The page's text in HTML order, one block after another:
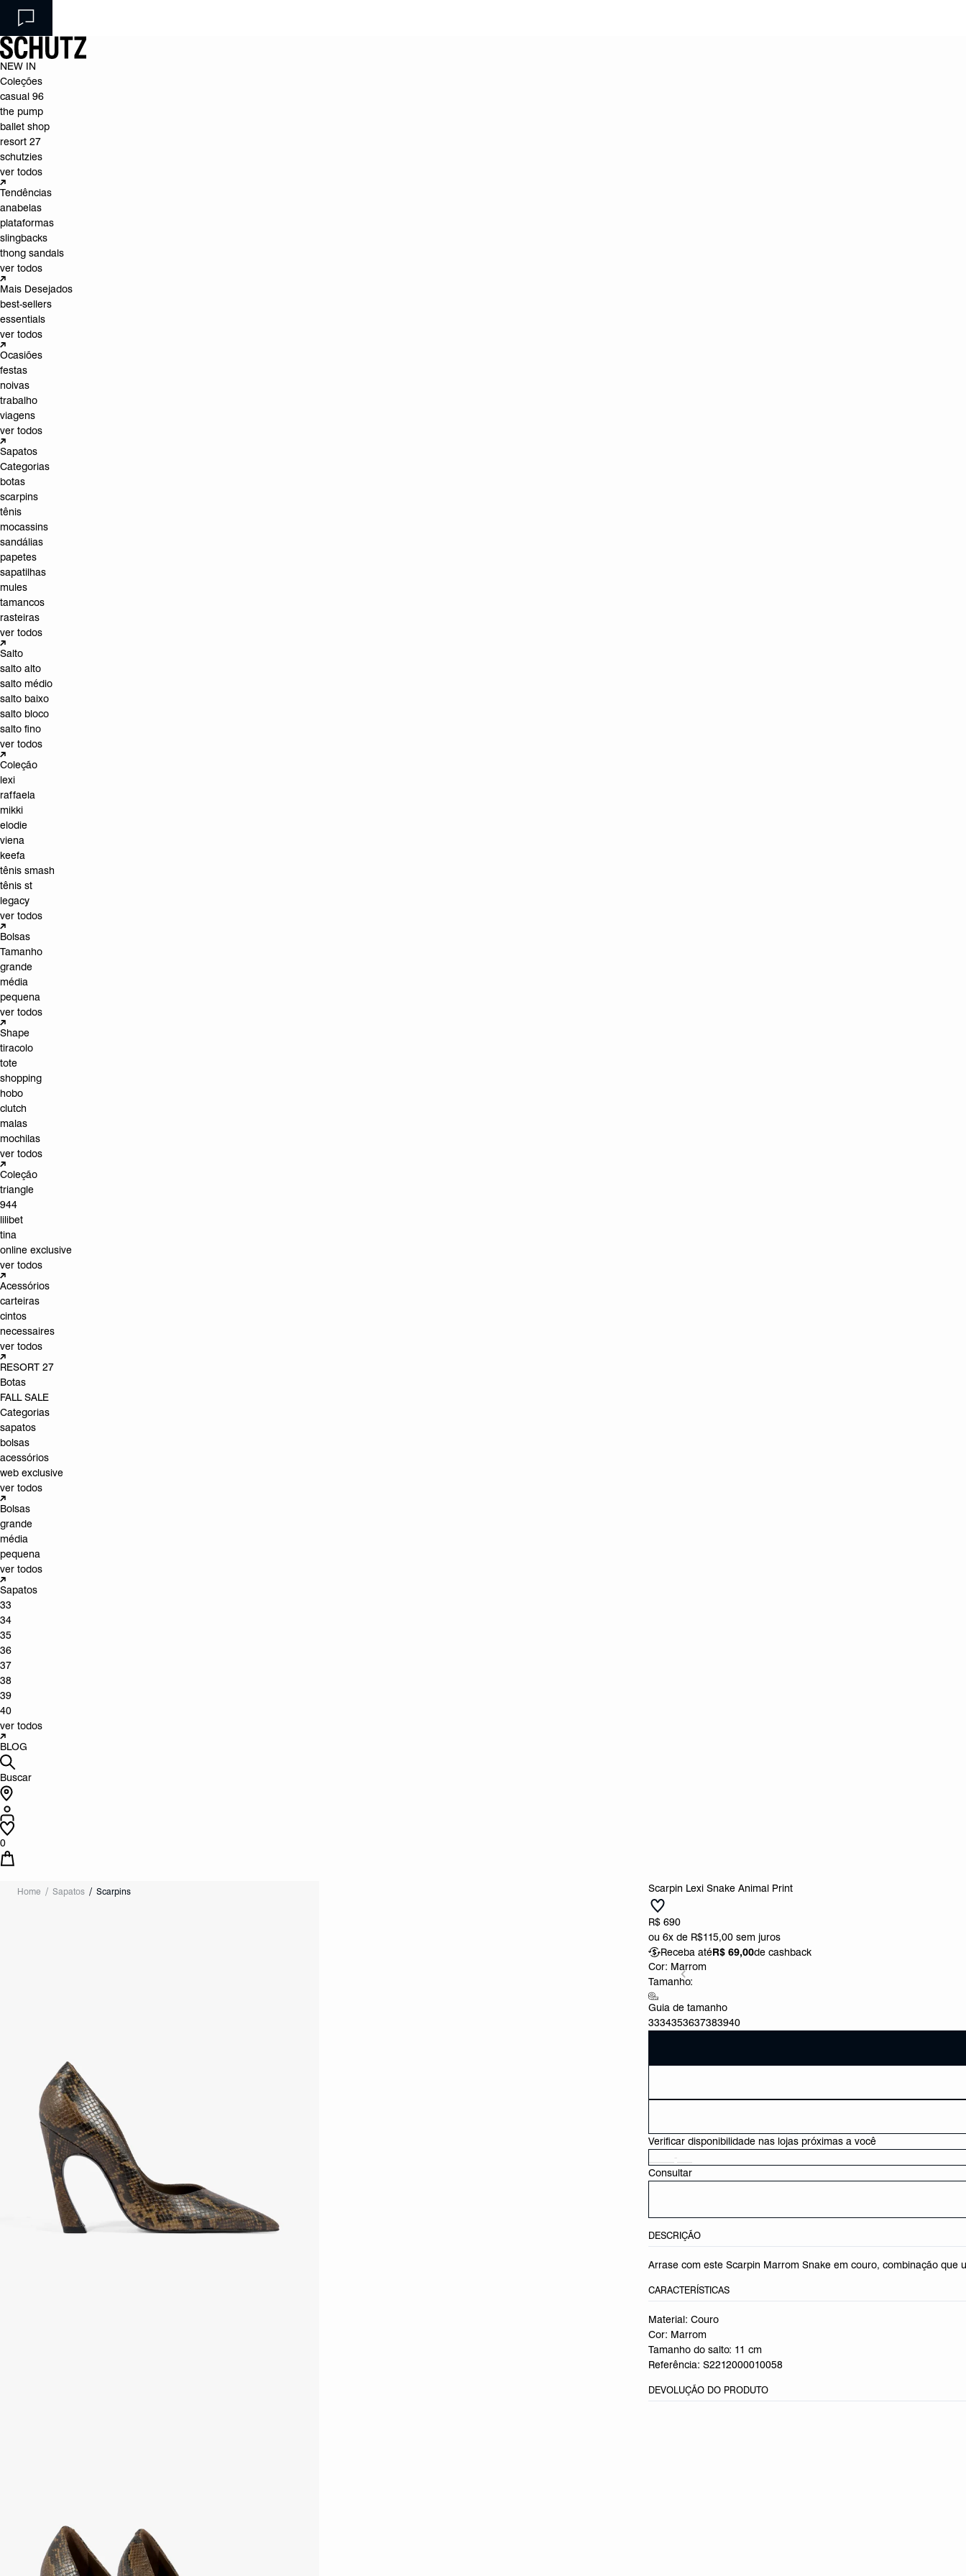
NEW IN
Coleções
casual 96
the pump
ballet shop
resort 27
schutzies
ver todos
Tendências
anabelas
plataformas
slingbacks
thong sandals
ver todos
Mais Desejados
best-sellers
essentials
ver todos
Ocasiões
festas
noivas
trabalho
viagens
ver todos
Sapatos
Categorias
botas
scarpins
tênis
mocassins
sandálias
papetes
sapatilhas
mules
tamancos
rasteiras
ver todos
Salto
salto alto
salto médio
salto baixo
salto bloco
salto fino
ver todos
Coleção
lexi
raffaela
mikki
elodie
viena
keefa
tênis smash
tênis st
legacy
ver todos
Bolsas
Tamanho
grande
média
pequena
ver todos
Shape
tiracolo
tote
shopping
hobo
clutch
malas
mochilas
ver todos
Coleção
triangle
944
lilibet
tina
online exclusive
ver todos
Acessórios
carteiras
cintos
necessaires
ver todos
RESORT 27
Botas
FALL SALE
Categorias
sapatos
bolsas
acessórios
web exclusive
ver todos
Bolsas
grande
média
pequena
ver todos
Sapatos
33
34
35
36
37
38
39
40
ver todos
BLOG
Buscar
0
Home Sapatos Scarpins Scarpin Lexi Snake Animal Print
R$ 690
ou6x de R$115,00 sem juros
Receba atéR$ 69,00de cashback
Cor: Marrom
Tamanho:
Guia de tamanho
3334353637383940
Verificar disponibilidade nas lojas próximas a você
Consultar
DESCRIÇÃO
Arrase com este Scarpin Marrom Snake em couro, combinação
CARACTERÍSTICAS
Material: Couro
Cor: Marrom
Tamanho do salto: 11 cm
Referência:S2212000010058
DEVOLUÇÃO DO PRODUTO